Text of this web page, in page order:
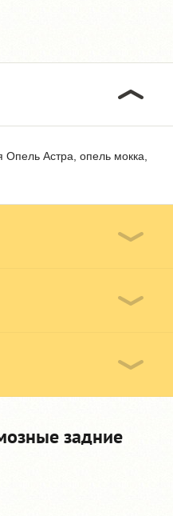
Опель Астра, опель мокка,
задние